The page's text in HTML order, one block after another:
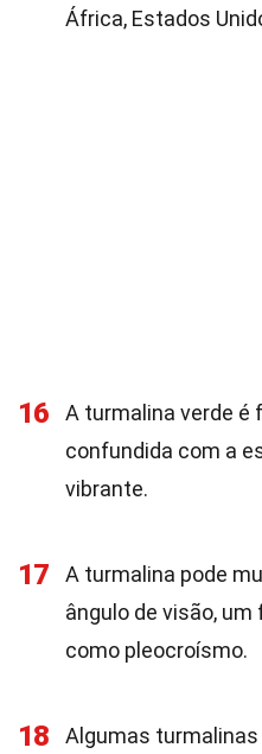
África, Estados
16
A turmalina verde é
confundida com a
vibrante.
17
A turmalina pode
ângulo de visão,
como pleocroísmo.
18
Algumas